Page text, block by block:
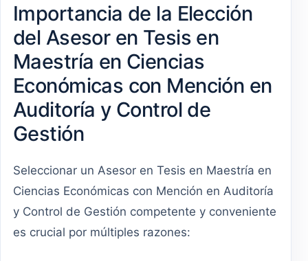
Importancia de la Elección
del Asesor en Tesis en
Maestría en Ciencias
Económicas con Mención en
Auditoría y Control de
Gestión
Seleccionar un Asesor en Tesis en Maestría en
Ciencias Económicas con Mención en Auditoría
y Control de Gestión competente y conveniente
es crucial por múltiples razones: